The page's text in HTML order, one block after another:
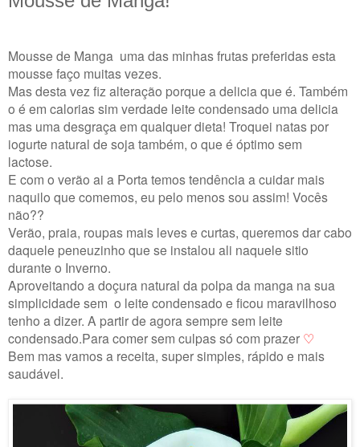
Mousse de Manga uma das minhas frutas preferidas esta
mousse faço muitas vezes.
Mas desta vez fiz alteração porque a delicia que é. Também
o é em calorias sim verdade leite condensado uma delicia
mas uma desgraça em qualquer dieta! Troquei natas por
iogurte natural de soja também, o que é óptimo sem
lactose.
E com o verão ai a Porta temos tendência a cuidar mais
naquilo que comemos, eu pelo menos sou assim! Vocês
não??
Verão, praia, roupas mais leves e curtas, queremos dar cabo
daquele peneuzinho que se instalou ali naquele sitio
durante o Inverno.
Aproveitando a doçura natural da polpa da manga na sua
simplicidade sem o leite condensado e ficou maravilhoso
tenho a dizer. A partir de agora sempre sem leite
condensado.Para comer sem culpas só com prazer ♡
Bem mas vamos a receita, super simples, rápido e mais
saudável.